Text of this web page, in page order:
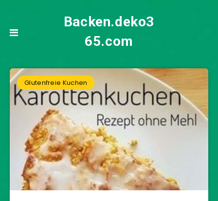
Backen.deko3
65.com
Glutenfreie Kuchen